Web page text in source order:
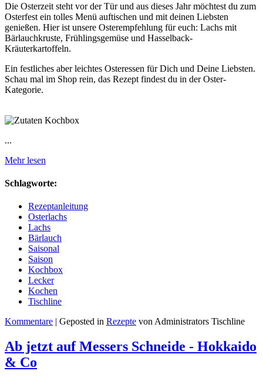
Die Osterzeit steht vor der Tür und aus dieses Jahr möchtest du zum
Osterfest ein tolles Menü auftischen und mit deinen Liebsten
genießen. Hier ist unsere Osterempfehlung für euch: Lachs mit
Bärlauchkruste, Frühlingsgemüse und Hasselback-
Kräuterkartoffeln.
Ein festliches aber leichtes Osteressen für Dich und Deine Liebsten.
Schau mal im Shop rein, das Rezept findest du in der Oster-
Kategorie.
...
Mehr lesen
Schlagworte:
Rezeptanleitung
Osterlachs
Lachs
Bärlauch
Saisonal
Saison
Kochbox
Lecker
Kochen
Tischline
Kommentare | Geposted in Rezepte von Administrators Tischline
Ab jetzt auf Messers Schneide - Hokkaido
& Co